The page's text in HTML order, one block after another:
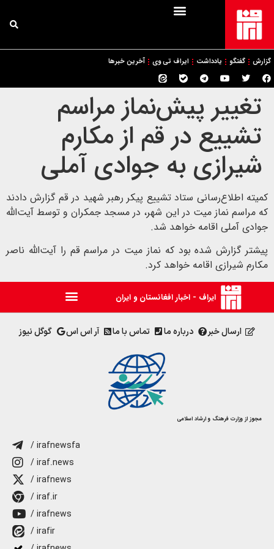
گزارش گفتگو یادداشت ایراف تی وی آخرین خبرها
تغییر پیش‌نماز مراسم
تشییع در قم از مکارم
شیرازی به جوادی آملی
کمیته اطلاع‌رسانی ستاد تشییع پیکر رهبر شهید در قم گزارش دادند
که مراسم نماز میت در این شهر، در مسجد جمکران و توسط آیت‌الله
جوادی آملی اقامه خواهد شد.
پیشتر گزارش شده بود که نماز میت در مراسم قم را آیت‌الله ناصر
مکارم شیرازی اقامه خواهد کرد.
ایراف - اخبار افغانستان و ایران
ارسال خبر درباره ما تماس با ما آر اس اس گوگل نیوز
مجوز از وزارت فرهنگ و ارشاد اسلامی
/ irafnewsfa
/ iraf.news
/ irafnews
/ iraf.ir
/ irafnews
/ irafir